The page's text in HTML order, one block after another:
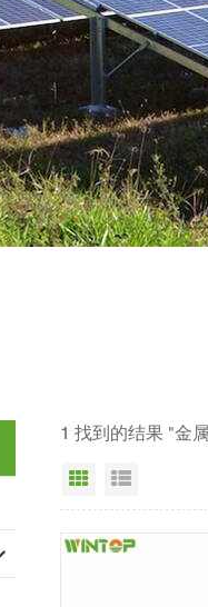
1 找到的结果 "金
网格视图